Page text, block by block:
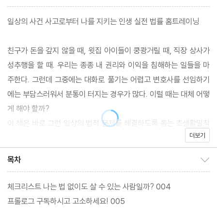
일상의 사건 사고로부터 나를 지키는 인생 실전 법률 홈트레이닝
친구가 돈을 갚지 않을 때, 윗집 아이들이 쿵쾅거릴 때, 직장 상사가
성추행을 할 때. 우리는 종종 내 권리와 이익을 침해하는 일들을 마
주한다. 그런데 그중에는 대화로 풀기는 어렵고 변호사를 선임하기
에는 부담스러워서 분통이 터지는 경우가 많다. 이럴 때는 대체 어떻
게 해야 할까?
이 책은 바로 그런 일상의 법적 문제를 해결하도록 돕는 초생활밀착
형 법률 사용설명서이다. 쉽고 유용한 법률 콘텐츠로 구독자 13만,
가장 반응이 좋거나 많은 문의를 받았던 문제들을 선별해서 담았다.
SNS, 유튜브, 온라인 쇼핑 사이트, 집안, 학교, 직장, 여행지, 친구,
연인 등 다양한 공간과 관계에서 참고할 수 있을 것이다. 그리고 이
더보기
목차
체크리스트 나는 법 없이도 살 수 있는 사람일까? 004
프롤로그 구독하시고 고소하세요! 005